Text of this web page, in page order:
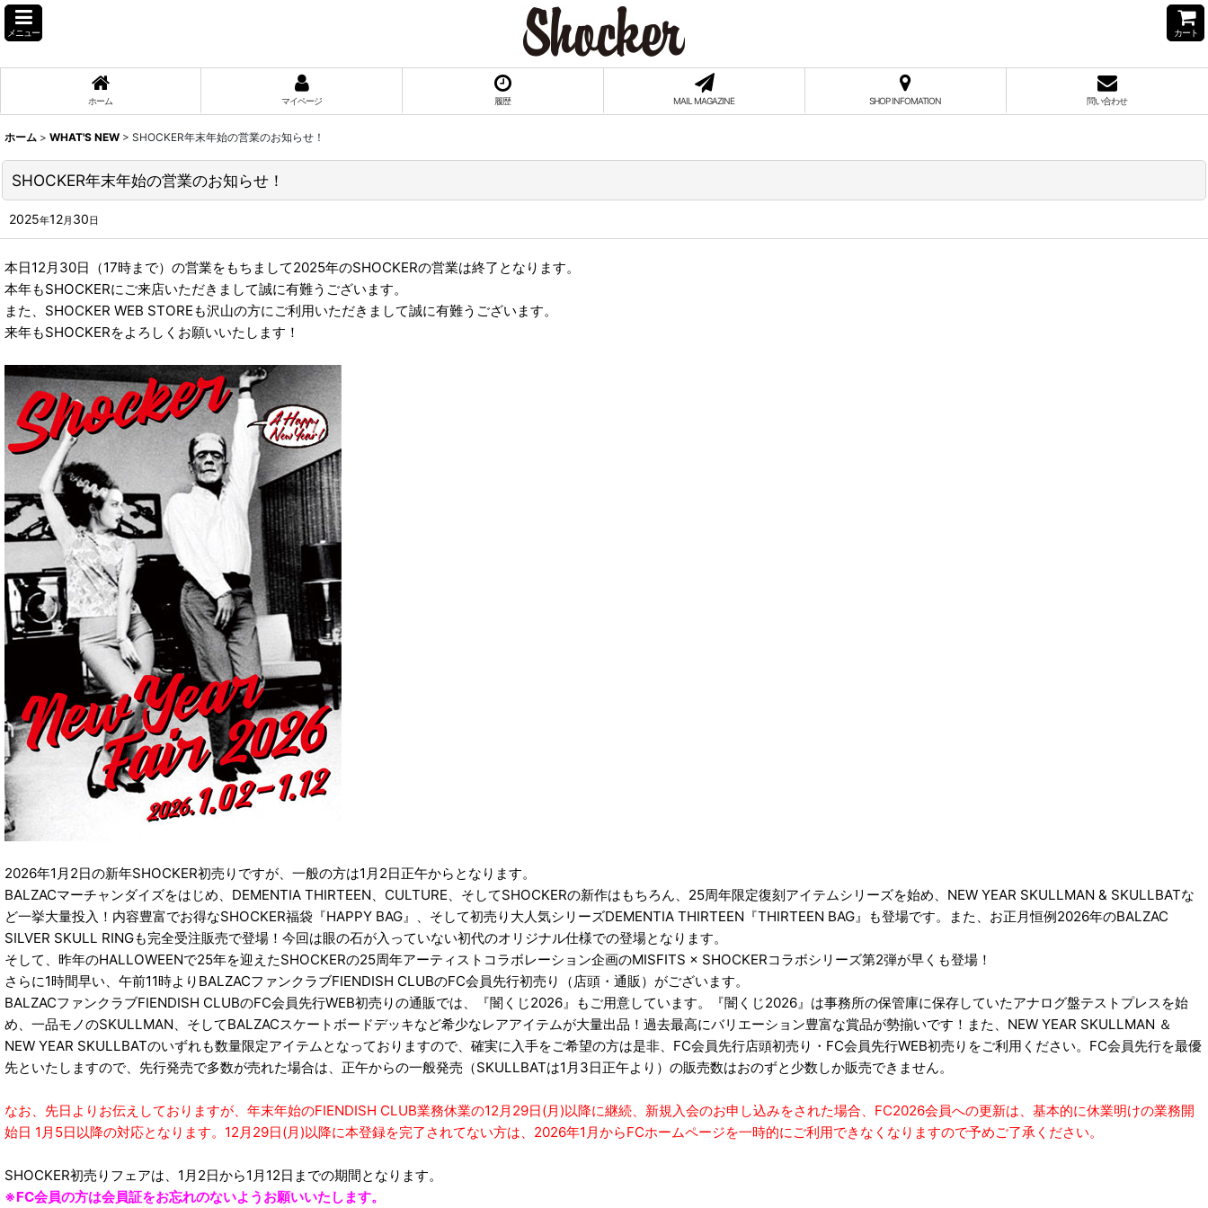
メニュー カート
ホーム マイページ 履歴 MAIL MAGAZINE SHOP INFOMATION 問い合わせ
ホーム > WHAT'S NEW > SHOCKER年末年始の営業のお知らせ！
SHOCKER年末年始の営業のお知らせ！
2025年12月 30日
本日12月30日（17時まで）の営業をもちまして2025年のSHOCKERの営業は終了となります。
本年もSHOCKERにご来店いただきまして誠に有難うございます。
また、SHOCKER WEB STOREも沢山の方にご利用いただきまして誠に有難うございます。
来年もSHOCKERをよろしくお願いいたします！
2026年1月2日の新年SHOCKER初売りですが、一般の方は1月2日正午からとなります。
BALZACマーチャンダイズをはじめ、DEMENTIA THIRTEEN、CULTURE、そしてSHOCKERの新作はもちろん、25周年限定復刻アイテムシリーズを始め、NEW YEAR SKULLMAN & SKULLBATな
ど一挙大量投入！内容豊富でお得なSHOCKER福袋『HAPPY BAG』、そして初売り大人気シリーズDEMENTIA THIRTEEN『THIRTEEN BAG』も登場です。また、お正月恒例2026年のBALZAC
SILVER SKULL RINGも完全受注販売で登場！今回は眼の石が入っていない初代のオリジナル仕様での登場となります。
そして、昨年のHALLOWEENで25年を迎えたSHOCKERの25周年アーティストコラボレーション企画のMISFITS × SHOCKERコラボシリーズ第2弾が早くも登場！
さらに1時間早い、午前11時よりBALZACファンクラブFIENDISH CLUBのFC会員先行初売り（店頭・通販）がございます。
BALZACファンクラブFIENDISH CLUBのFC会員先行WEB初売りの通販では、『闇くじ2026』もご用意しています。『闇くじ2026』は事務所の保管庫に保存していたアナログ盤テストプレスを始
め、一品モノのSKULLMAN、そしてBALZACスケートボードデッキなど希少なレアアイテムが大量出品！過去最高にバリエーション豊富な賞品が勢揃いです！また、NEW YEAR SKULLMAN ＆
NEW YEAR SKULLBATのいずれも数量限定アイテムとなっておりますので、確実に入手をご希望の方は是非、FC会員先行店頭初売り・FC会員先行WEB初売りをご利用ください。FC会員先行を最優
先といたしますので、先行発売で多数が売れた場合は、正午からの一般発売（SKULLBATは1月3日正午より）の販売数はおのずと少数しか販売できません。
なお、先日よりお伝えしておりますが、年末年始のFIENDISH CLUB業務休業の12月29日(月)以降に継続、新規入会のお申し込みをされた場合、FC2026会員への更新は、基本的に休業明けの業務開
始日 1月5日以降の対応となります。12月29日(月)以降に本登録を完了されてない方は、2026年1月からFCホームページを一時的にご利用できなくなりますので予めご了承ください。
SHOCKER初売りフェアは、1月2日から1月12日までの期間となります。
※FC会員の方は会員証をお忘れのないようお願いいたします。